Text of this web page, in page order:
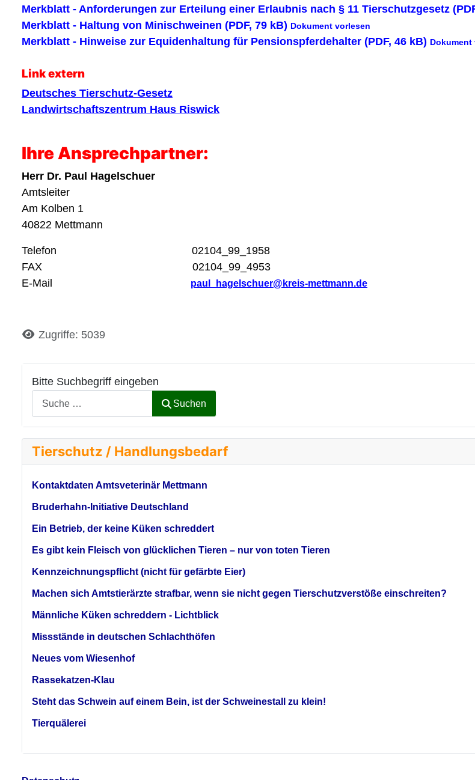
Bitte Suchbegriff eingeben
Suchen
Tierschutz / Handlungsbedarf
Kontaktdaten Amtsveterinär Mettmann
Bruderhahn-Initiative Deutschland
Ein Betrieb, der keine Küken schreddert
Es gibt kein Fleisch von glücklichen Tieren – nur von toten Tieren
Kennzeichnungspflicht (nicht für gefärbte Eier)
Machen sich Amtstierärzte strafbar, wenn sie nicht gegen Tierschutzverstöße einschreiten?
Männliche Küken schreddern - Lichtblick
Missstände in deutschen Schlachthöfen
Neues vom Wiesenhof
Rassekatzen-Klau
Steht das Schwein auf einem Bein, ist der Schweinestall zu klein!
Tierquälerei
Merkblatt - Anforderungen zur Erteilung einer Erlaubnis nach § 11 Tierschutzgesetz
Merkblatt - Haltung von Minischweinen (PDF, 79 kB) Dokument vorlesen
Merkblatt - Hinweise zur Equidenhaltung für Pensionspferdehalter (PDF, 46 kB) Dokument
Link extern
Deutsches Tierschutz-Gesetz
Landwirtschaftszentrum Haus Riswick
Ihre Ansprechpartner:
Herr Dr. Paul Hagelschuer
Amtsleiter
Am Kolben 1
40822 Mettmann
Telefon 02104_99_1958
FAX 02104_99_4953
E-Mail
paul_hagelschuer@kreis-mettmann.de
DetailsZugriffe: 5039